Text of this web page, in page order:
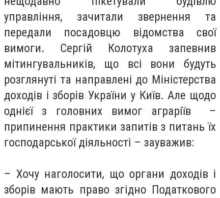
управління, зачитали звернення та
передали посадовцю відомства свої
вимоги. Сергій Колотуха запевнив
мітингувальників, що всі вони будуть
розглянуті та направлені до Міністерства
доходів і зборів України у Київ. Але щодо
однієї з головних вимог аграріїв –
припинення практики запитів з питань їх
господарської діяльності – зауважив:
– Хочу наголосити, що органи доходів і
зборів мають право згідно Податкового